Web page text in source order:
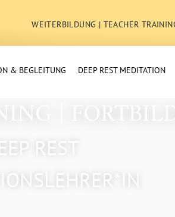
WEITERBILDUNG | TEACHER
& BEGLEITUNG DEEP REST MEDITATION
|
REST